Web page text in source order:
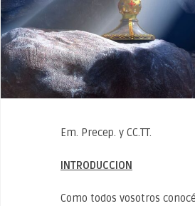
Em. Precep. y CC.TT.
INTRODUCCION
Como todos vosotros